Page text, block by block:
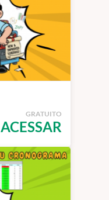
GRATUITO
ACESSAR